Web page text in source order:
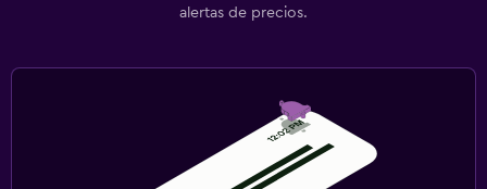
alertas de precios.